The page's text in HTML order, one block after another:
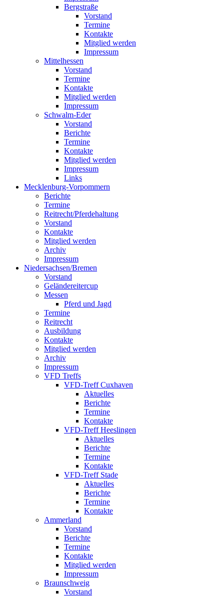
Bergstraße
Vorstand
Termine
Kontakte
Mitglied werden
Impressum
Mittelhessen
Vorstand
Termine
Kontakte
Mitglied werden
Impressum
Schwalm-Eder
Vorstand
Berichte
Termine
Kontakte
Mitglied werden
Impressum
Links
Mecklenburg-Vorpommern
Berichte
Termine
Reitrecht/Pferdehaltung
Vorstand
Kontakte
Mitglied werden
Archiv
Impressum
Niedersachsen/Bremen
Vorstand
Geländereitercup
Messen
Pferd und Jagd
Termine
Reitrecht
Ausbildung
Kontakte
Mitglied werden
Archiv
Impressum
VFD Treffs
VFD-Treff Cuxhaven
Aktuelles
Berichte
Termine
Kontakte
VFD-Treff Heeslingen
Aktuelles
Berichte
Termine
Kontakte
VFD-Treff Stade
Aktuelles
Berichte
Termine
Kontakte
Ammerland
Vorstand
Berichte
Termine
Kontakte
Mitglied werden
Impressum
Braunschweig
Vorstand